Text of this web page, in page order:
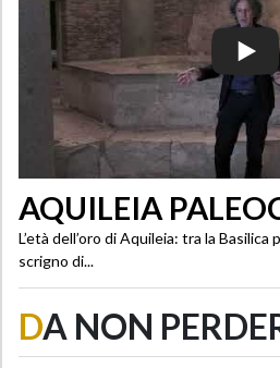
AQUILEIA
L’età dell’oro di Aquileia: tra la
scrigno di...
DA NON